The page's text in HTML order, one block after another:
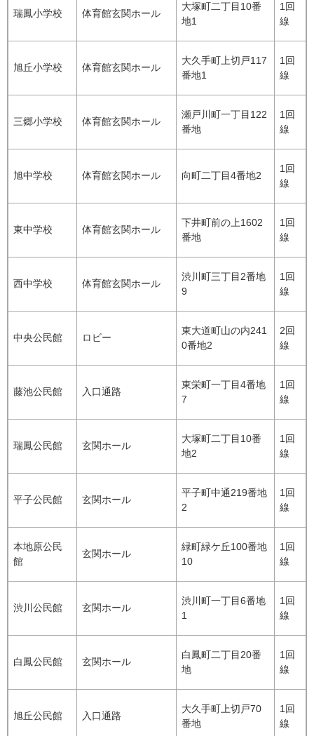
瑞鳳小学校 体育館玄関ホール
大塚町二丁目10番
地1
1回
線
旭丘小学校 体育館玄関ホール
大久手町上切戸117
番地1
1回
線
三郷小学校 体育館玄関ホール
瀬戸川町一丁目122
番地
1回
線
旭中学校 体育館玄関ホール 向町二丁目4番地2
1回
線
東中学校 体育館玄関ホール
下井町前の上1602
番地
1回
線
西中学校 体育館玄関ホール
渋川町三丁目2番地
9
1回
線
中央公民館 ロビー
東大道町山の内241
0番地2
2回
線
藤池公民館 入口通路
東栄町一丁目4番地
7
1回
線
瑞鳳公民館 玄関ホール
大塚町二丁目10番
地2
1回
線
平子公民館 玄関ホール
平子町中通219番地
2
1回
線
本地原公民
館
玄関ホール
緑町緑ケ丘100番地
10
1回
線
渋川公民館 玄関ホール
渋川町一丁目6番地
1
1回
線
白鳳公民館 玄関ホール
白鳳町二丁目20番
地
1回
線
旭丘公民館 入口通路
大久手町上切戸70
番地
1回
線